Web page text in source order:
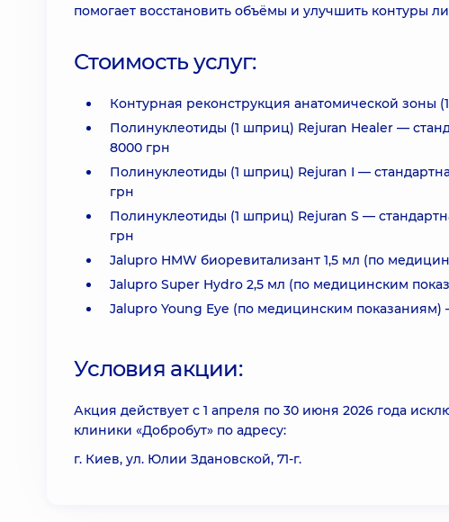
помогает восстановить объёмы и улучшить контуры
Стоимость услуг:
Контурная реконструкция анатомической зоны
Полинуклеотиды (1 шприц) Rejuran Healer —
8000 грн
Полинуклеотиды (1 шприц) Rejuran I —
грн
Полинуклеотиды (1 шприц) Rejuran S —
грн
Jalupro HMW биоревитализант 1,5 мл (по
Jalupro Super Hydro 2,5 мл (по медицинским
Jalupro Young Eye (по медицинским показаниям)
Условия акции:
Акция действует с 1 апреля по 30 июня 2026 года
клиники «Добробут» по адресу:
г. Киев, ул. Юлии Здановской, 71-г.